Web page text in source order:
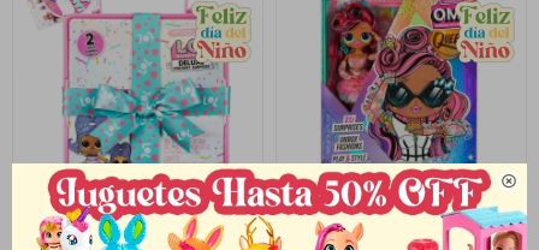

Llega HOY LlegaHOY